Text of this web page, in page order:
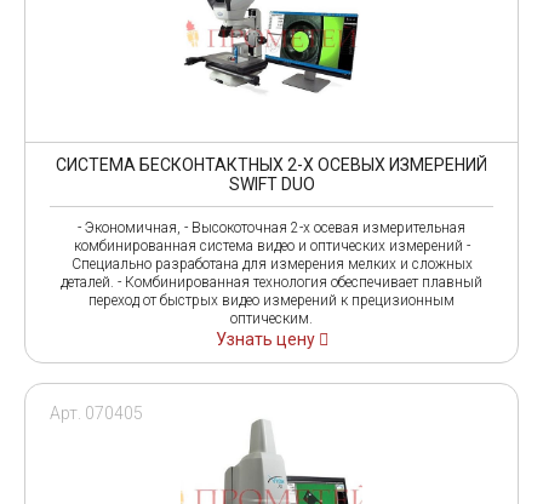
СИСТЕМА БЕСКОНТАКТНЫХ 2-Х ОСЕВЫХ ИЗМЕРЕНИЙ
SWIFT DUO
- Экономичная, - Высокоточная 2-х осевая измерительная
комбинированная система видео и оптических измерений -
Специально разработана для измерения мелких и сложных
деталей. - Комбинированная технология обеспечивает плавный
переход от быстрых видео измерений к прецизионным
оптическим.
Узнать цену
Арт. 070405